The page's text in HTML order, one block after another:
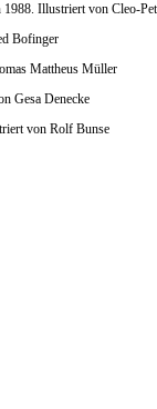
Illustriert von Cleo-
Bofinger
Mattheus Müller
Gesa Denecke
von Rolf Bunse